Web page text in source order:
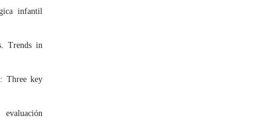
infantil
Trends in
Three key